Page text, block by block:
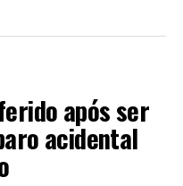
após ser
acidental